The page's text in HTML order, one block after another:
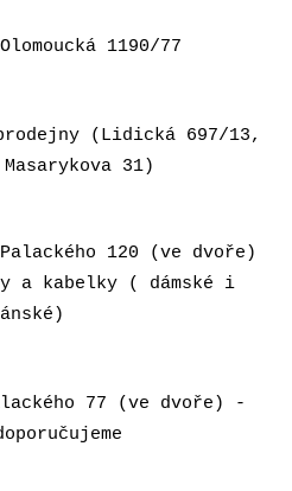
1190/77
(Lidická 697/13,
31)
120 (ve dvoře)
a kabelky ( dámské i
77 (ve dvoře) -